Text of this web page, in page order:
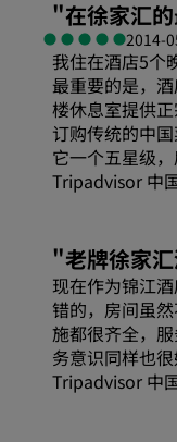
位置
服务
"在徐家汇
2014-
我住在酒店5个
最重要的是，
楼休息室提供
订购传统的中
它一个五星级，
Tripadvisor 中
性价比
位置
"老牌徐家
现在作为锦江
错的，房间虽
施都很齐全，
务意识同样也很
Tripadvisor 中